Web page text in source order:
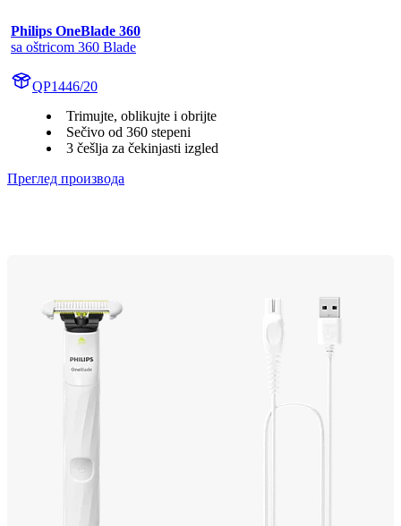
Philips OneBlade 360
sa oštricom 360 Blade
QP1446/20
Trimujte, oblikujte i obrijte
Sečivo od 360 stepeni
3 češlja za čekinjasti izgled
Преглед производа